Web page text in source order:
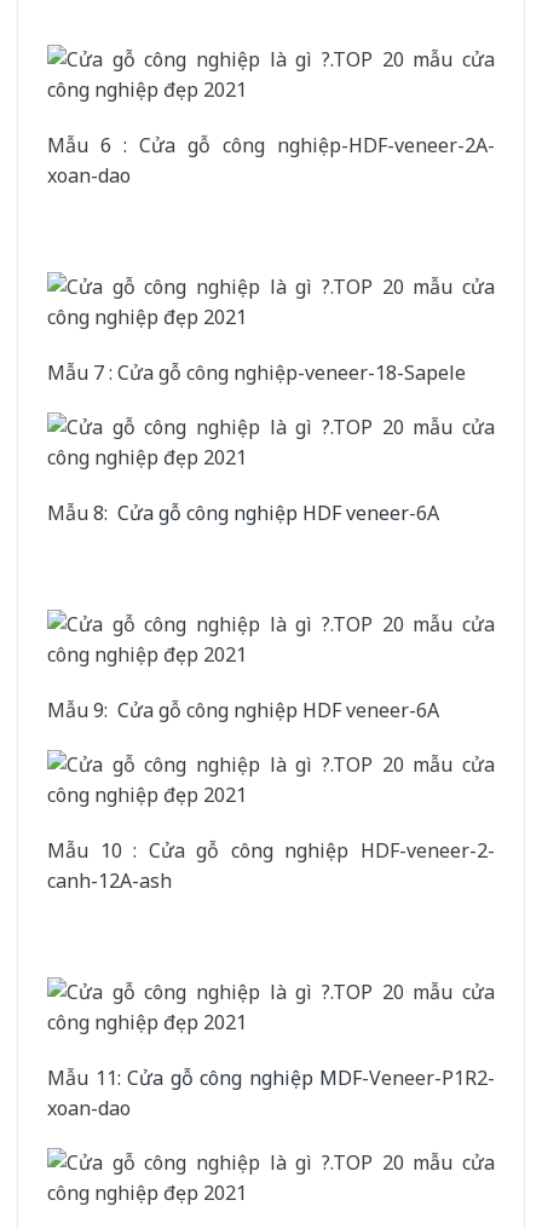
Mẫu 6 : Cửa gỗ công nghiệp-HDF-veneer-2A-
xoan-dao
Mẫu 7 : Cửa gỗ công nghiệp-veneer-18-Sapele
Mẫu 8: Cửa gỗ công nghiệp HDF veneer-6A
Mẫu 9: Cửa gỗ công nghiệp HDF veneer-6A
Mẫu 10 : Cửa gỗ công nghiệp HDF-veneer-2-
canh-12A-ash
Mẫu 11: Cửa gỗ công nghiệp MDF-Veneer-P1R2-
xoan-dao